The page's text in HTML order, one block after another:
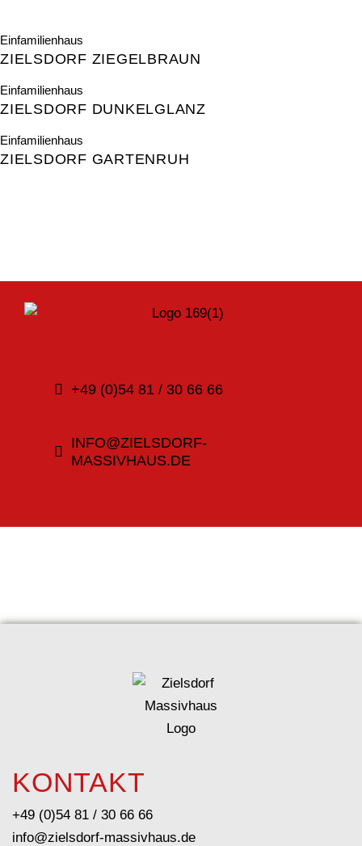
Einfamilienhaus
ZIELSDORF ZIEGELBRAUN
Einfamilienhaus
ZIELSDORF DUNKELGLANZ
Einfamilienhaus
ZIELSDORF GARTENRUH
+49 (0)54 81 / 30 66 66
INFO@ZIELSDORF-
MASSIVHAUS.DE
KONTAKT
+49 (0)54 81 / 30 66 66
info@zielsdorf-massivhaus.de